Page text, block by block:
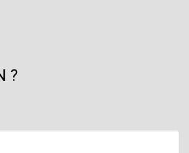
?